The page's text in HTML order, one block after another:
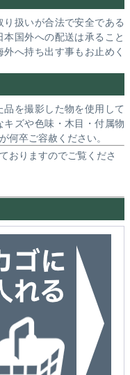
扱いが合法で安全である
国外への配送は承ること
へ持ち出す事もお止めく
を撮影した物を使用して
ズや色味・木目・付属物
何卒ご容赦ください。
おりますのでご覧くださ